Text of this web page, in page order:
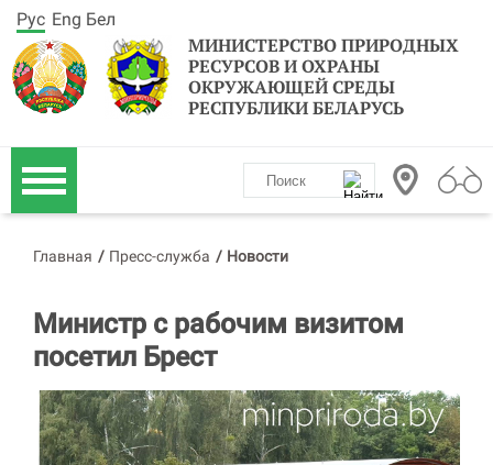
МИНИСТЕРСТВО ПРИРОДНЫХ
РЕСУРСОВ И ОХРАНЫ
ОКРУЖАЮЩЕЙ СРЕДЫ
РЕСПУБЛИКИ БЕЛАРУСЬ
Рус Eng Бел
Главная / Пресс-служба / Новости
Министр с рабочим визитом
посетил Брест